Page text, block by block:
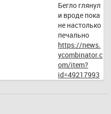
Бегло глянул
и вроде пока
не настолько
печально
https://news.
ycombinator.c
om/item?
id=49217993